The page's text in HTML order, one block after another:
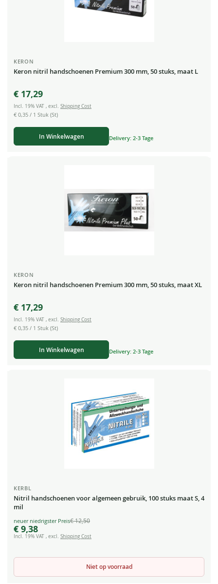
KERON
Keron nitril handschoenen Premium 300 mm, 50 stuks, maat L
€ 17,29
Incl. 19% VAT , excl. Shipping Cost
€ 0,35 / 1 Stuk (St)
In Winkelwagen Delivery: 2-3 Tage
KERON
Keron nitril handschoenen Premium 300 mm, 50 stuks, maat XL
€ 17,29
Incl. 19% VAT , excl. Shipping Cost
€ 0,35 / 1 Stuk (St)
In Winkelwagen Delivery: 2-3 Tage
KERBL
Nitril handschoenen voor algemeen gebruik, 100 stuks maat S, 4
mil
Special
Price
€ 9,38
€ 12,50
Incl. 19% VAT , excl. Shipping Cost
Niet op voorraad